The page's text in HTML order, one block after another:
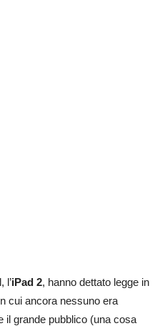
l’iPad 2, hanno dettato legge in
cui ancora nessuno era
il grande pubblico (una cosa